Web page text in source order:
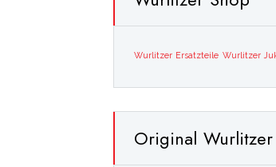
Wurlitzer Ersatzteile Wurlitzer
Original